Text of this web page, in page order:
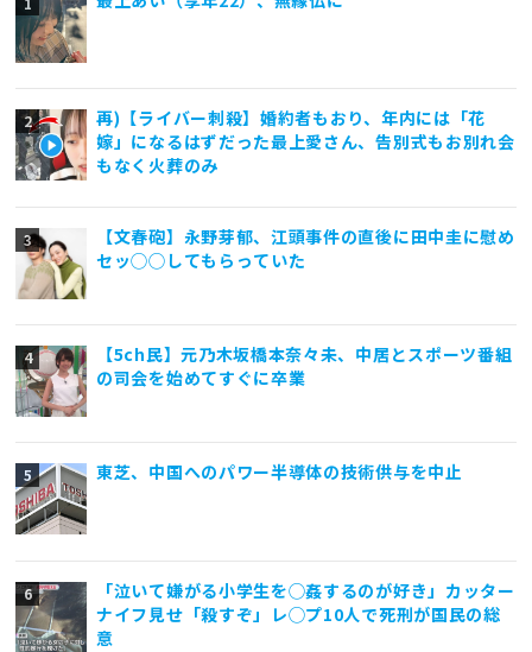
再)【ライバー刺殺】婚約者もおり、年内には「花
嫁」になるはずだった最上愛さん、告別式もお別れ会
もなく火葬のみ
【文春砲】永野芽郁、江頭事件の直後に田中圭に慰め
セッ◯◯してもらっていた
【5ch民】元乃木坂橋本奈々未、中居とスポーツ番組
の司会を始めてすぐに卒業
東芝、中国へのパワー半導体の技術供与を中止
「泣いて嫌がる小学生を◯姦するのが好き」カッター
ナイフ見せ「殺すぞ」レ◯プ10人で死刑が国民の総
意